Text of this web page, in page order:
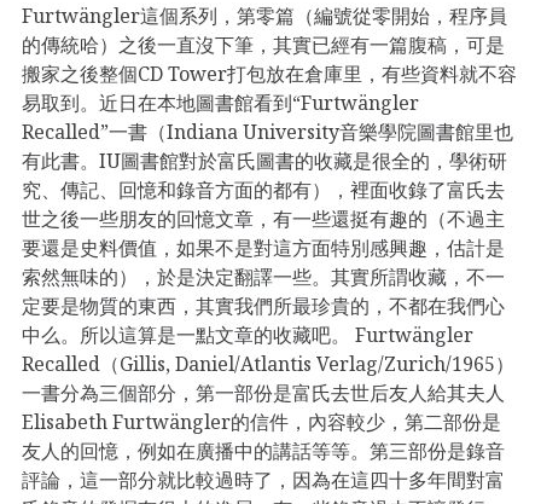
Furtwängler這個系列，第零篇（編號從零開始，程序員
的傳統哈）之後一直沒下筆，其實已經有一篇腹稿，可是
搬家之後整個CD Tower打包放在倉庫里，有些資料就不容
易取到。近日在本地圖書館看到“Furtwängler
Recalled”一書（Indiana University音樂學院圖書館里也
有此書。IU圖書館對於富氏圖書的收藏是很全的，學術研
究、傳記、回憶和錄音方面的都有），裡面收錄了富氏去
世之後一些朋友的回憶文章，有一些還挺有趣的（不過主
要還是史料價值，如果不是對這方面特別感興趣，估計是
索然無味的），於是決定翻譯一些。其實所謂收藏，不一
定要是物質的東西，其實我們所最珍貴的，不都在我們心
中么。所以這算是一點文章的收藏吧。 Furtwängler
Recalled（Gillis, Daniel/Atlantis Verlag/Zurich/1965）
一書分為三個部分，第一部份是富氏去世后友人給其夫人
Elisabeth Furtwängler的信件，內容較少，第二部份是
友人的回憶，例如在廣播中的講話等等。第三部份是錄音
評論，這一部分就比較過時了，因為在這四十多年間對富